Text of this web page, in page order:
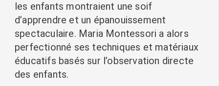
les enfants montraient une soif
d’apprendre et un épanouissement
spectaculaire. Maria Montessori a alors
perfectionné ses techniques et matériaux
éducatifs basés sur l’observation directe
des enfants.